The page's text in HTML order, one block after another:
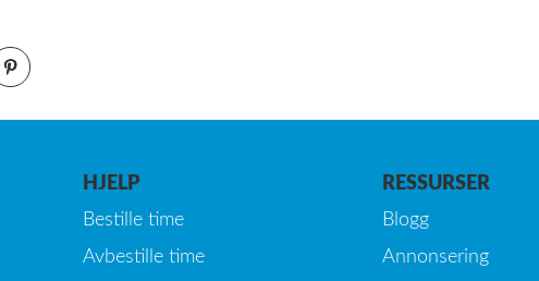
HJELP
Bestille time
Avbestille time
RESSURSER
Blogg
Annonsering